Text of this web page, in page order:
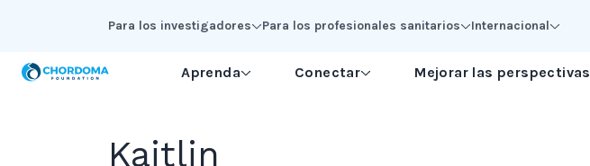
Para los investigadores Para los profesionales sanitarios Internacional
Aprenda Conectar Mejorar las perspectivas
Kaitlin